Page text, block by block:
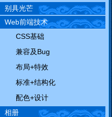
别具光芒
Web前端技术
CSS基础
兼容及Bug
布局+特效
标准+结构化
配色+设计
相册